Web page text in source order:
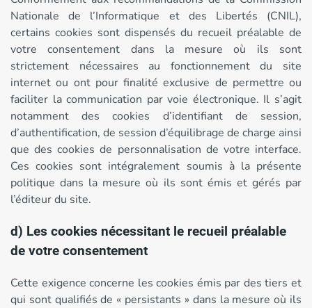
Nationale de l’Informatique et des Libertés (CNIL),
certains cookies sont dispensés du recueil préalable de
votre consentement dans la mesure où ils sont
strictement nécessaires au fonctionnement du site
internet ou ont pour finalité exclusive de permettre ou
faciliter la communication par voie électronique. Il s’agit
notamment des cookies d’identifiant de session,
d’authentification, de session d’équilibrage de charge ainsi
que des cookies de personnalisation de votre interface.
Ces cookies sont intégralement soumis à la présente
politique dans la mesure où ils sont émis et gérés par
l’éditeur du site.
d) Les cookies nécessitant le recueil préalable
de votre consentement
Cette exigence concerne les cookies émis par des tiers et
qui sont qualifiés de « persistants » dans la mesure où ils